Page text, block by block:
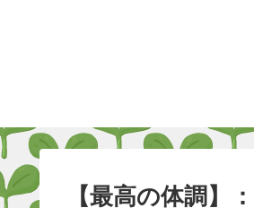
【最高の体調】